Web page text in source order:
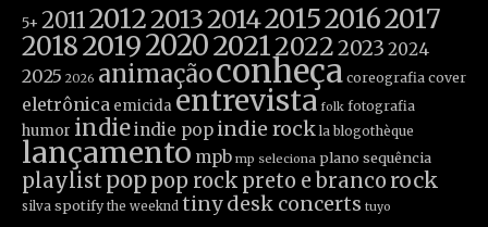
5+ 2011201220132014201520162017
201820192020202120222023 2024
2025 2026 animaçãoconheça coreografia cover
eletrônica emicida entrevista folk fotografia
humor indieindie pop indie rock la blogothèque
lançamento mpb mp seleciona plano sequência
playlist poppop rock preto e branco rock
silva spotify the weeknd tiny desk concerts tuyo